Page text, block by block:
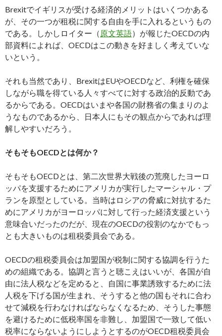
Brexitでイギリスが受ける経済的メリットはいくつかある
が、その一つが租税に関する自由を手に入れるというもの
である。しかしロイター（ 原文英語）が報じたOECDの内
部資料によれば、OECDはこの動きを好ましく考えていな
いという。
それも当然であり、BrexitはEUやOECDなど、利権を確保
しながら職を得ている人々すべてに対する政治的反動であ
るからである。OECDはいまや各国の財務省の集まりのよ
うなものであるから、日本人にもその観点からであれば理
解しやすいだろう。
そもそもOECDとは何か？
そもそもOECDとは、第二次世界大戦後の荒廃したヨーロ
ッパを支援するためにアメリカが実行したマーシャル・プ
ランを原型としている。当時はロシアの脅威に対抗するた
めにアメリカがヨーロッパに対して行った経済支援という
意味合いだったのだが、現在のOECDの役割のなかでもっ
とも大きいものは租税委員会である。
OECDの租税委員会は加盟国が税制に関する協調を行うた
めの組織である。協調と言うと聴こえはいいが、各国が自
由に法人税などを定めると、自国に事業誘致するために法
人税を下げる国が生まれ、そうすると他の国もそれに合わ
せて減税を行わなければならなくなるため、そうした事態
を避けるために低税率国を非難し、加盟国で一致して低い
税率にならないようにしようとするのがOECD租税委員会